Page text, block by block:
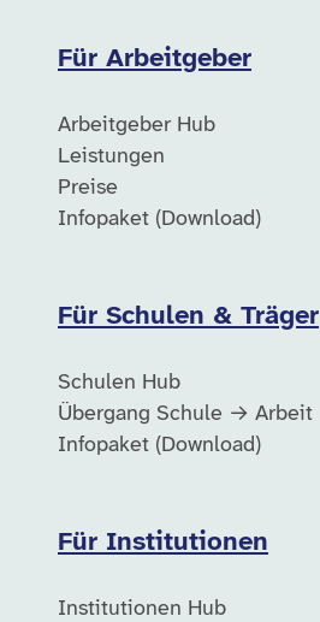
Für Arbeitgeber
Arbeitgeber Hub
Leistungen
Preise
Infopaket (Download)
Für Schulen & Träger
Schulen Hub
Übergang Schule → Arbeit
Infopaket (Download)
Für Institutionen
Institutionen Hub